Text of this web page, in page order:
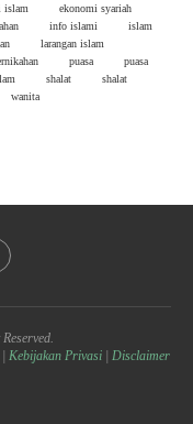
islam
ekonomi syariah
info islami
islam
larangan islam
puasa
puasa
shalat
shalat
wanita
Kebijakan Privasi| Disclaimer